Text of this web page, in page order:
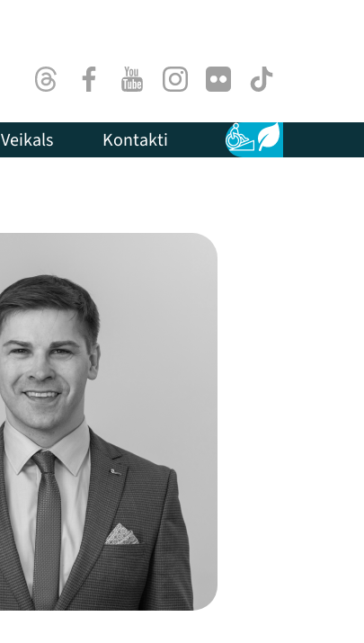
ThreadsFacebookYoutubeInstagram
Flick TikTok
Veikals Kontakti Pieejamība
Ilgtspēja